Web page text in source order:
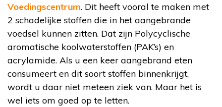
Voedingscentrum. Dit heeft vooral te maken met
2 schadelijke stoffen die in het aangebrande
voedsel kunnen zitten. Dat zijn Polycyclische
aromatische koolwaterstoffen (PAK’s) en
acrylamide. Als u een keer aangebrand eten
consumeert en dit soort stoffen binnenkrijgt,
wordt u daar niet meteen ziek van. Maar het is
wel iets om goed op te letten.